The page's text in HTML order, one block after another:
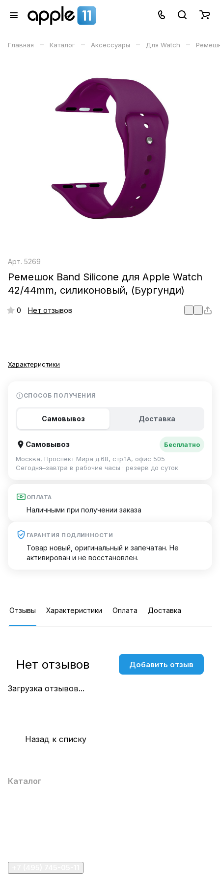
Главная – Каталог – Аксессуары – Для Watch –
Арт. 5269
Ремешок Band Silicone для Apple Watch
42/44mm, силиконовый, (Бургунди)
0 Нет отзывов
Характеристики
СПОСОБ ПОЛУЧЕНИЯ
Самовывоз Доставка
Самовывоз
Бесплатно
Москва, Проспект Мира д.68, стр.1А, офис 505
Сегодня–завтра в рабочие часы · резерв до суток
ОПЛАТА
Наличными при получении заказа
ГАРАНТИЯ ПОДЛИННОСТИ
Товар новый, оригинальный и запечатан. Не
активирован и не восстановлен.
Отзывы Характеристики Оплата Доставка
Загрузка отзывов...
Нет отзывов Добавить отзыв
Назад к списку
Каталог